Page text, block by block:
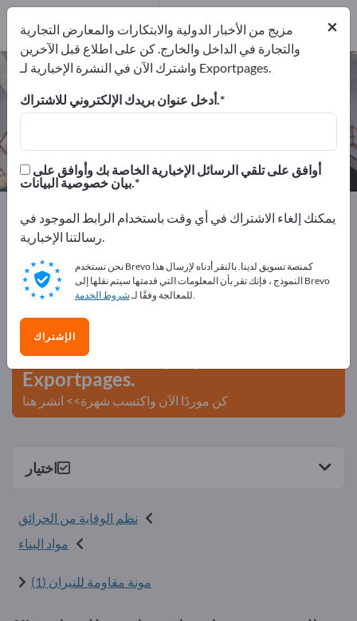
مواد بناء مقاومة للحرارة – اعثر على
الشركات المصنعة والموردين
المصدرين1
المصنعين1
Exportpages الأمان والحماية
نظم الوقاية من الحرائق
مواد بناء مقاومة للحرارة
أعلن مجانًا على Exportpages!
الاحتياجات – العروض – السلع المستعملة – جهات الاتصال
التجارية >> ابدأ من هنا
انشر شركتك ومنتجاتك على
Exportpages.
كن موردًا الآن واكتسب شهرة>> انشر هنا
اختيار
نظم الوقاية من الحرائق
مواد البناء
مونة مقاومة للنيران (1)
×
مزيج من الأخبار الدولية والابتكارات والمعارض التجارية
والتجارة في الداخل والخارج. كن على اطلاع قبل الآخرين
واشترك الآن في النشرة الإخبارية لـ Exportpages.
أدخل عنوان بريدك الإلكتروني للاشتراك.
بيان خصوصية البيانات.
يمكنك إلغاء الاشتراك في أي وقت باستخدام الرابط الموجود في
رسالتنا الإخبارية.
نحن نستخدم Brevo كمنصة تسويق لدينا. بالنقر أدناه لإرسال هذا
النموذج ، فإنك تقر بأن المعلومات التي قدمتها سيتم نقلها إلى Brevo
للمعالجة وفقًا لـشروط الخدمة .
الإشتراك